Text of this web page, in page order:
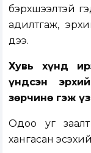
бэрхшээлтэй
адилтгаж,
дээ.
Хувь хүнд
үндсэн
зөрчинө гэж
Одоо уг
хангасан